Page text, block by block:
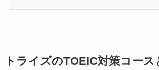
トライズのTOEIC対策コー